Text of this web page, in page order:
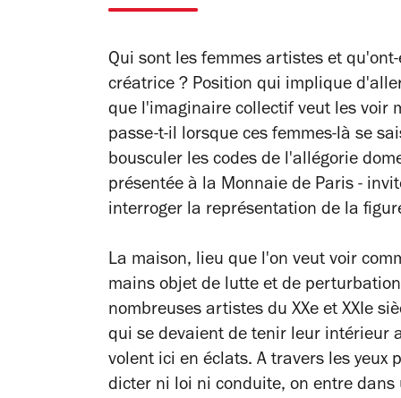
Qui sont les femmes artistes et
créatrice ? Position qui implique
que l'imaginaire collectif veut les voir
passe-t-il lorsque ces femmes-là se
bousculer les codes de l'allégorie
présentée à la Monnaie de Paris -
interroger la représentation de la
La maison, lieu que l'on veut voir
mains objet de lutte et de
nombreuses artistes du XXe et XXIe
qui se devaient de tenir leur intérieur
volent ici en éclats. A travers les yeux
dicter ni loi ni conduite, on entre